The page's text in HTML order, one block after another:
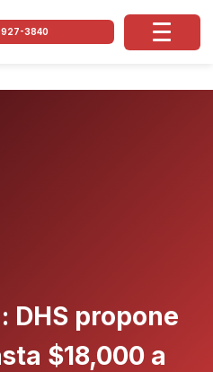
3840
DHS propone
$18,000 a